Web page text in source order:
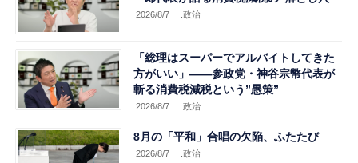
2026/8/7 .政治
「総理はスーパーでアルバイトしてきた
方がいい」――参政党・神谷宗幣代表が
斬る消費税減税という”愚策”
2026/8/7 .政治
8月の「平和」合唱の欠陥、ふたたび
2026/8/7 .政治